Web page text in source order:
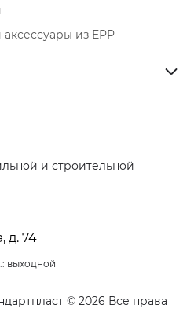
из EPP
и строительной
д. 74
выходной
© 2026 Все права